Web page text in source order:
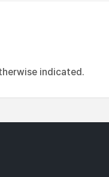
indicated.